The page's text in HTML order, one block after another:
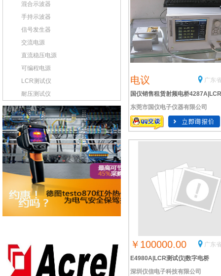
电议
广东
国仪销售租赁射频电桥
试仪|Agilent 4287A数字电桥
东莞市国仪电子仪器有限公司
￥100000.00
广东
E4980A|LCR测试仪|数字电桥
深圳仪信电子科技有限公司
混合示波器
手持示波器
信号发生器
交流电源
直流稳压电源
可编程电源
LCR测试仪
耐压测试仪